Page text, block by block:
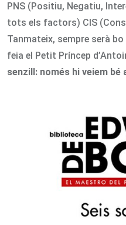
PNS (Positiu, Negatiu,
tots els factors) CIS
Tanmateix, sempre serà
feia el Petit Príncep
senzill: només hi veiem bé